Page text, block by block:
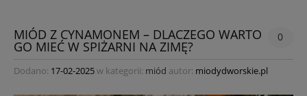
MIÓD Z CYNAMONEM – DLACZEGO WARTO
GO MIEĆ W SPIŻARNI NA ZIMĘ?
0
Dodano: 17-02-2025w kategorii: miód autor: miodydworskie.pl